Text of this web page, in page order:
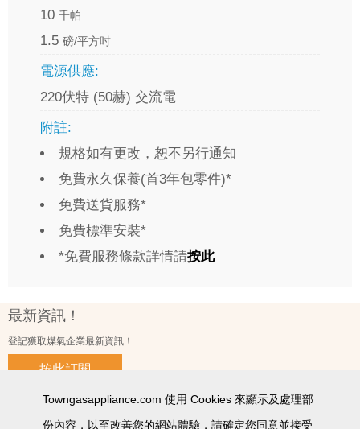
10 千帕
1.5 磅/平方吋
電源供應:
220伏特 (50赫) 交流電
附註:
規格如有更改，恕不另行通知
免費永久保養(首3年包零件)*
免費送貨服務*
免費標準安裝*
*免費服務條款詳情請按此
最新資訊！
登記獲取煤氣企業最新資訊！
按此訂閱
使用條款及細則 私隱政策聲明 個人資料收集聲明
Towngasappliance.com 使用 Cookies 來顯示及處理部
份內容，以至改善您的網站體驗，請確定您同意並接受